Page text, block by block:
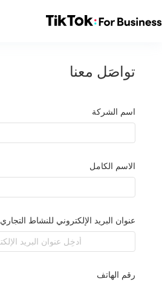
تواصَل معنا
اسم الشركة
الاسم الكامل
عنوان البريد الإلكتروني للنشاط التجاري
رقم الهاتف